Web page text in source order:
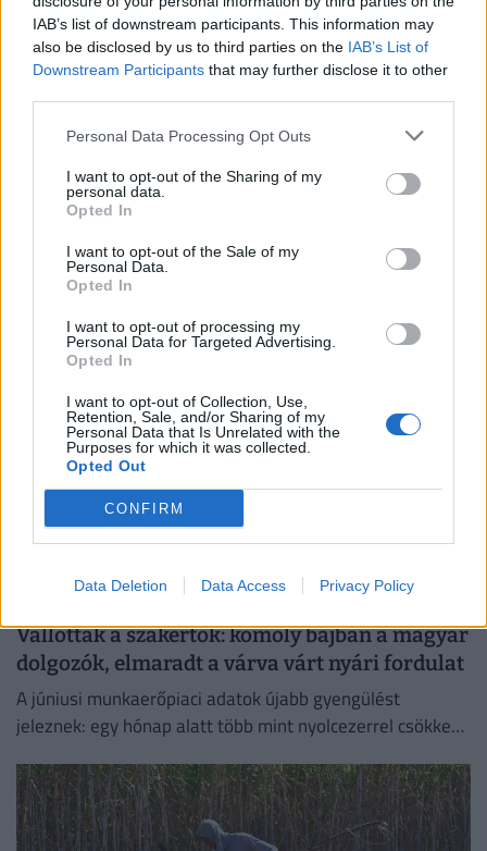
IAB’s list of downstream participants. This information may
also be disclosed by us to third parties on the IAB’s List of
Downstream Participants that may further disclose it to other
Personal Data Processing Opt Outs
I want to opt-out of the Sharing of my
personal data.
Opted In
I want to opt-out of the Sale of my
Personal Data.
Opted In
I want to opt-out of processing my
Personal Data for Targeted Advertising.
Opted In
I want to opt-out of Collection, Use,
Retention, Sale, and/or Sharing of my
Personal Data that Is Unrelated with the
Purposes for which it was collected.
Opted Out
CONFIRM
Data Deletion Data Access Privacy Policy
Forr a levegő a magyar autóipari óriásnál:
Fehérváron
A Hanon Systems dolgozói készek a határozatlan idejű
sztrájkra, ugyanakkor továbbra is nyitottak a
megállapodásra.
Vallottak a szakértők: komoly bajban a magyar
dolgozók, elmaradt a várva várt nyári fordulat
A júniusi munkaerőpiaci adatok újabb gyengülést
jeleznek: egy hónap alatt több mint nyolcezerrel csökkent